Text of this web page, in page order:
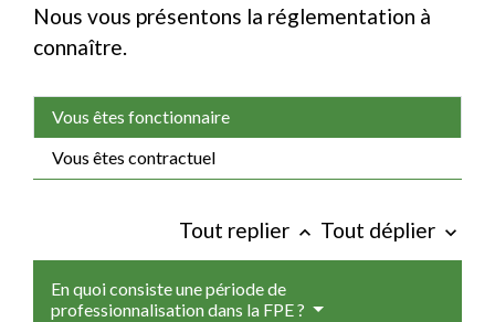
Nous vous présentons la réglementation à
connaître.
Vous êtes fonctionnaire
Vous êtes contractuel
Tout replier keyboard_arrow_up Tout déplier keyboard_arrow_down
En quoi consiste une période de
professionnalisation dans la FPE ?